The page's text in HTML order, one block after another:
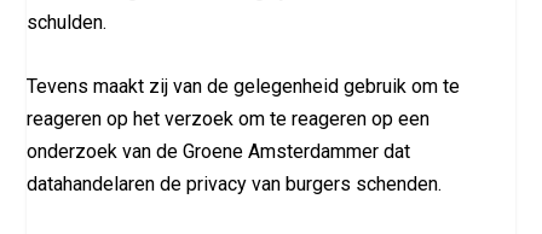
schulden.
Tevens maakt zij van de gelegenheid gebruik om te
reageren op het verzoek om te reageren op een
onderzoek van de Groene Amsterdammer dat
datahandelaren de privacy van burgers schenden.